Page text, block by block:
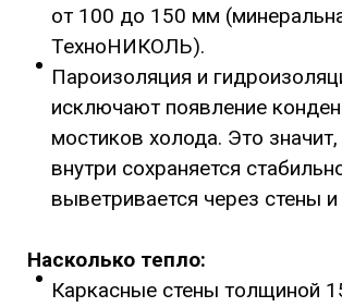
от 100 до 150 мм
ТехноНИКОЛЬ).
Пароизоляция и
исключают появление
мостиков холода. Это значит,
внутри сохраняется
выветривается через стены
Насколько тепло:
Каркасные стены толщиной